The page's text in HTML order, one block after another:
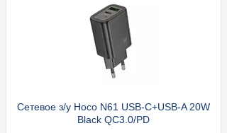
Сетевое з/у Hoco N61 USB-C+USB-A 20W
Black QC3.0/PD